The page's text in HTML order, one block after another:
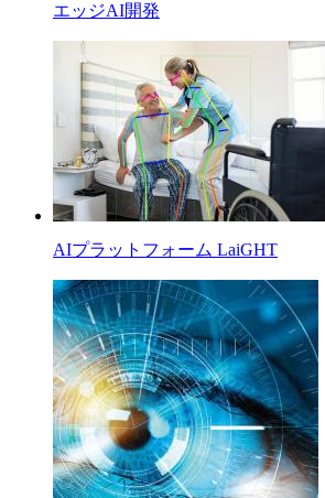
エッジAI開発
AIプラットフォーム LaiGHT